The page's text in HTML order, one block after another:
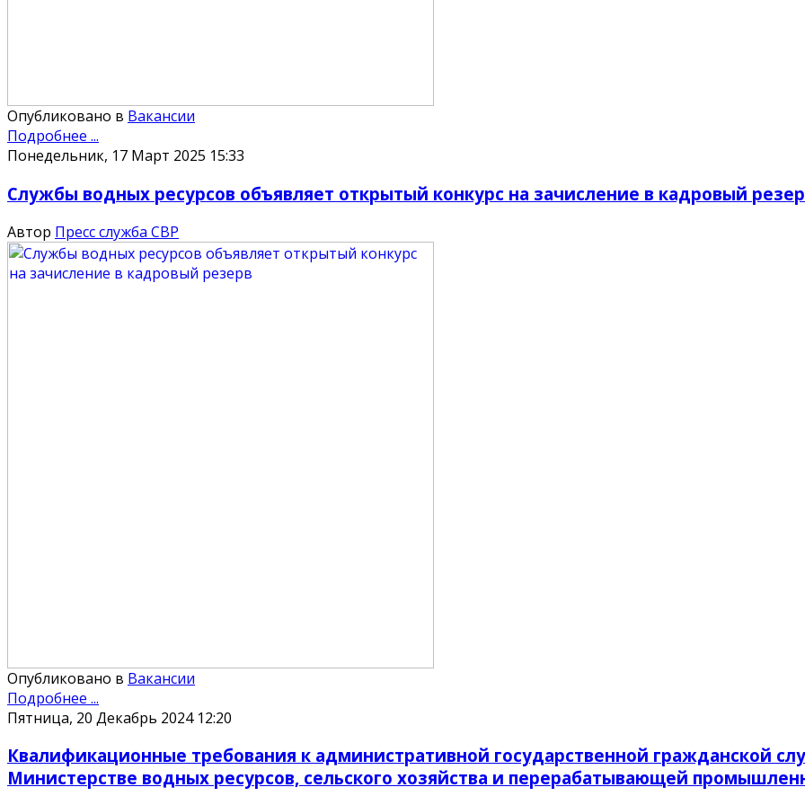
Опубликовано в Вакансии
Подробнее ...
Понедельник, 17 Март 2025 15:33
Службы водных ресурсов объявляет открытый конкурс на зачисление в кадровый
Автор Пресс служба СВР
Опубликовано в Вакансии
Подробнее ...
Пятница, 20 Декабрь 2024 12:20
Квалификационные требования к административной государственной гражданской
Министерстве водных ресурсов, сельского хозяйства и перерабатывающей